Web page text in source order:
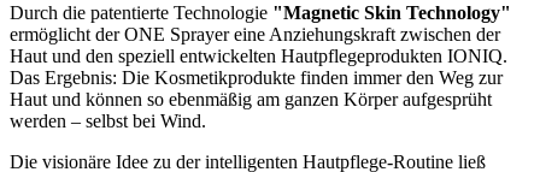
Durch die patentierte Technologie "Magnetic Skin Technology"
ermöglicht der ONE Sprayer eine Anziehungskraft zwischen der
Haut und den speziell entwickelten Hautpflegeprodukten IONIQ.
Das Ergebnis: Die Kosmetikprodukte finden immer den Weg zur
Haut und können so ebenmäßig am ganzen Körper aufgesprüht
werden – selbst bei Wind.
Die visionäre Idee zu der intelligenten Hautpflege-Routine ließ